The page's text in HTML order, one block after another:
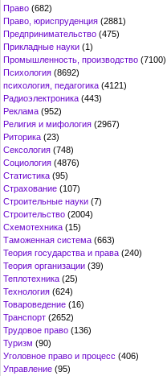
Право (682)
Право, юриспруденция (2881)
Предпринимательство (475)
Прикладные науки (1)
Промышленность, производство (7100)
Психология (8692)
психология, педагогика (4121)
Радиоэлектроника (443)
Реклама (952)
Религия и мифология (2967)
Риторика (23)
Сексология (748)
Социология (4876)
Статистика (95)
Страхование (107)
Строительные науки (7)
Строительство (2004)
Схемотехника (15)
Таможенная система (663)
Теория государства и права (240)
Теория организации (39)
Теплотехника (25)
Технология (624)
Товароведение (16)
Транспорт (2652)
Трудовое право (136)
Туризм (90)
Уголовное право и процесс (406)
Управление (95)